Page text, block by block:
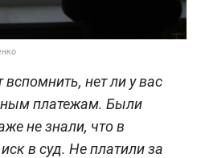
нет ли у вас
платежам. Были
не знали, что в
в суд. Не платили за